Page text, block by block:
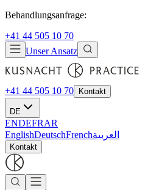
Behandlungsanfrage:
+41 44 505 10 70
Unser Ansatz
+41 44 505 10 70 Kontakt
DE
ENDEFRAR
EnglishDeutschFrenchالعربية
Kontakt